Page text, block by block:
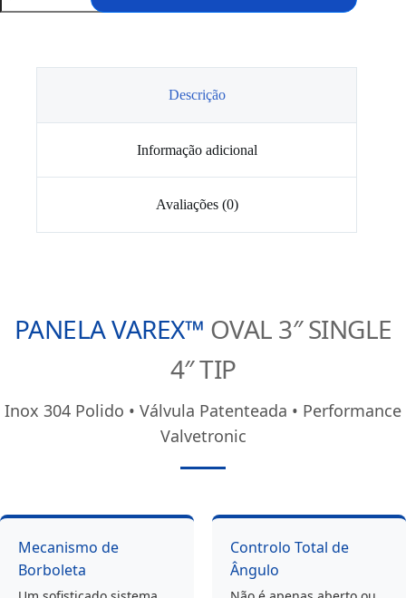
Panela
Descrição
Informação adicional
Avaliações (0)
PANELA VAREX™ OVAL 3″ SINGLE
4″ TIP
Inox 304 Polido • Válvula Patenteada • Performance
Valvetronic
Mecanismo de
Borboleta
Controlo Total de
Ângulo